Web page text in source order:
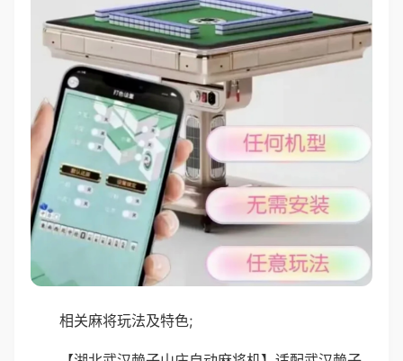
相关麻将玩法及特色;